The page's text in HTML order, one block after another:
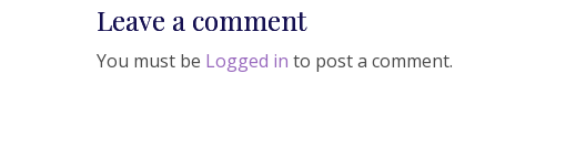
Leave a comment
You must be Logged in to post a comment.